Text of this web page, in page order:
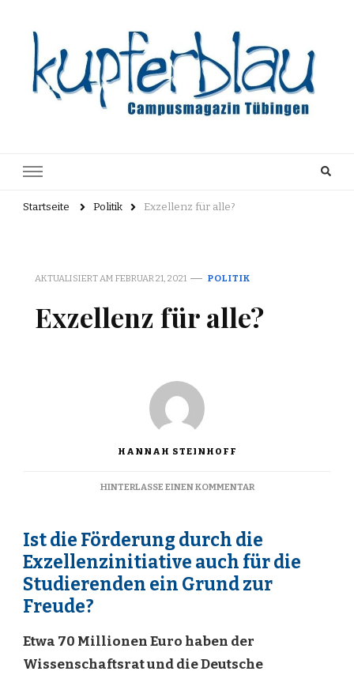
Archiv
Startseite Politik Exzellenz für alle?
AKTUALISIERT AM FEBRUAR 21, 2021 POLITIK
Exzellenz für alle?
HANNAH STEINHOFF
HINTERLASSE EINEN KOMMENTARZU
Ist die Förderung durch die
Exzellenzinitiative auch für die
Studierenden ein Grund zur
Freude?
Etwa 70 Millionen Euro haben der
Wissenschaftsrat und die Deutsche